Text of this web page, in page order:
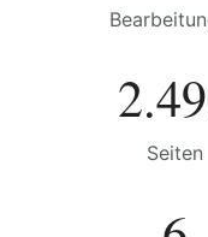
Seiten